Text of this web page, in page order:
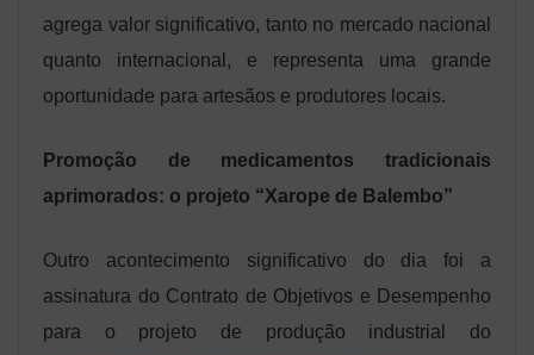
agrega valor significativo, tanto no mercado nacional
quanto internacional, e representa uma grande
oportunidade para artesãos e produtores locais.
Promoção de medicamentos tradicionais
aprimorados: o projeto “Xarope de Balembo”
Outro acontecimento significativo do dia foi a
assinatura do Contrato de Objetivos e Desempenho
para o projeto de produção industrial do